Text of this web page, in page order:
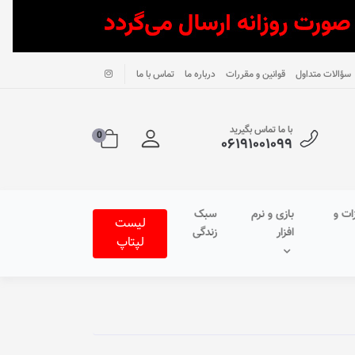
سؤالات متداول قوانین و مقررات درباره ما تماس با ما
با ما تماس بگیرید
۰۶۱۹۱۰۰۱۰۹۹ 0
و
بازی و نرم
افزار
سبک
زندگی
لیست
لپتاپ